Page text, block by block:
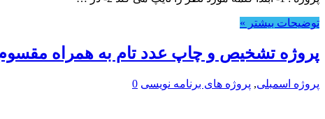
توضیحات بیشتر »
پروژه تشخیص و چاپ عدد تام به همراه
پروژه اسمبلی, پروژه های برنامه نویسی 0